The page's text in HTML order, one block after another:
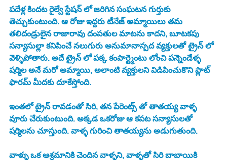
పదేళ్ల కిందట రైల్వే స్టేషన్ లో జరిగిన సంఘటన గుర్తుకు
తెచ్చుకుంటుంది. ఆ రోజు ఇద్దరు టీనేజ్ అమ్మాయిలు తమ
తలిదండ్రులైన రాజారావు దంపతుల మాటను కాదని, బూటకపు
సన్యాసుల్లా కనిపించే నలుగురు అనుమానాస్పద వ్యక్తులతో ట్రైన్ లో
వెళ్ళిపోతారు. అదే ట్రైన్ లో పక్క కంపార్ట్మెంటు లోంచి పన్నెండేళ్ళ
షర్మిల అనే మరో అమ్మాయి, అలాంటి వ్యక్తులని విడిపించుకొని ప్లాట్
ఫారమ్ మీదకు దూకేస్తోంది.
ఇంతలో ట్రైన్ రావడంతో సిరి, తన పేరెంట్స్ తో తాతయ్య వాళ్ళ
వూరు చేరుకుంటుంది. అక్కడ ఒకరోజు ఆ కపట సన్యాసులతో
షర్మిలను చూస్తుంది. వాళ్ళ గురించి తాతయ్యను అడుగుతుంది.
వాళ్ళు ఒక ఆశ్రమానికి చెందిన వాళ్ళని, వాళ్ళతో సిరి బాబాయికి